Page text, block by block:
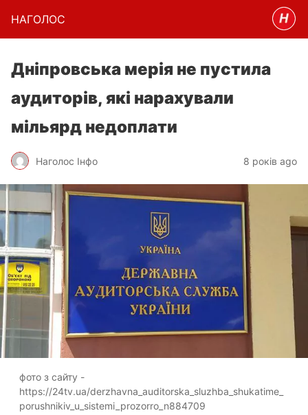
НАГОЛОC
Дніпровська мерія не пустила
аудиторів, які нарахували
мільярд недоплати
Наголос Інфо 8 років ago
фото з сайту -
https://24tv.ua/derzhavna_auditorska_sluzhba_shukatime_
porushnikiv_u_sistemi_prozorro_n884709